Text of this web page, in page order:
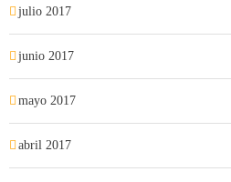
julio 2017
junio 2017
mayo 2017
abril 2017